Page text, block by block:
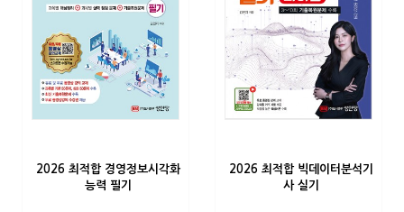
2026 최적합 경영정보시각화
능력 필기
2026 최적합 빅데이터분석기
사 실기